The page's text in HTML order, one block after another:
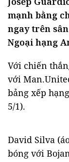
mạnh bằng
ngay trên
Ngoại hạng
Với chiến
với
bảng xếp
5/1).
David Silva
bóng với